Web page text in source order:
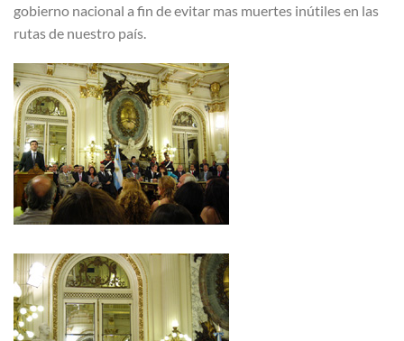
gobierno nacional a fin de evitar mas muertes inútiles en las
rutas de nuestro país.